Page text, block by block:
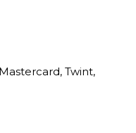
Twint,